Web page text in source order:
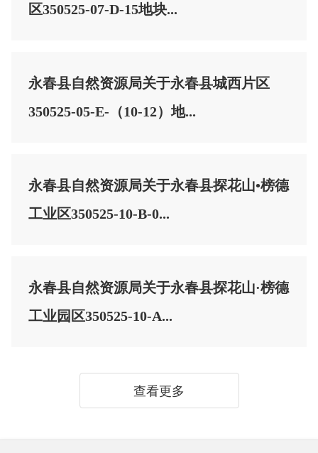
区350525-07-D-15地块...
永春县自然资源局关于永春县城西片区
350525-05-E-（10-12）地...
永春县自然资源局关于永春县探花山•榜德
工业区350525-10-B-0...
永春县自然资源局关于永春县探花山·榜德
工业园区350525-10-A...
查看更多